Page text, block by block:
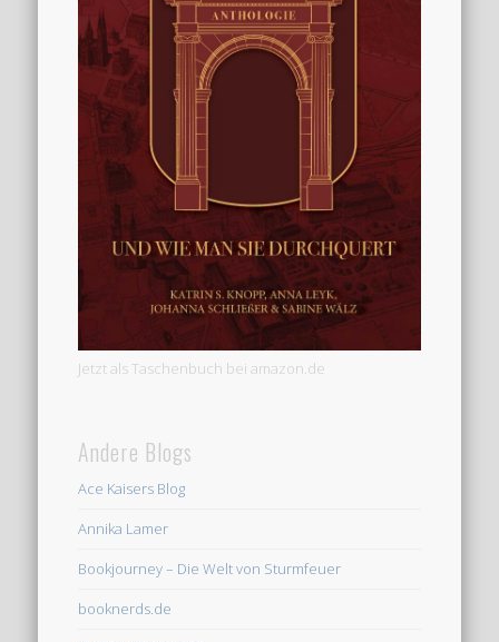
Jetzt als Taschenbuch bei amazon.de
Andere Blogs
Ace Kaisers Blog
Annika Lamer
Bookjourney – Die Welt von Sturmfeuer
booknerds.de